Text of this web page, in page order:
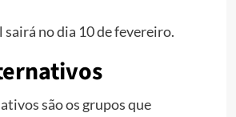
no dia 10 de fevereiro.
são os grupos que